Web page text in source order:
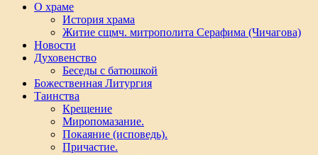
О храме
История храма
Житие сщмч. митрополита Серафима (Чичагова)
Новости
Духовенство
Беседы с батюшкой
Божественная Литургия
Таинства
Крещение
Миропомазание.
Покаяние (исповедь).
Причастие.